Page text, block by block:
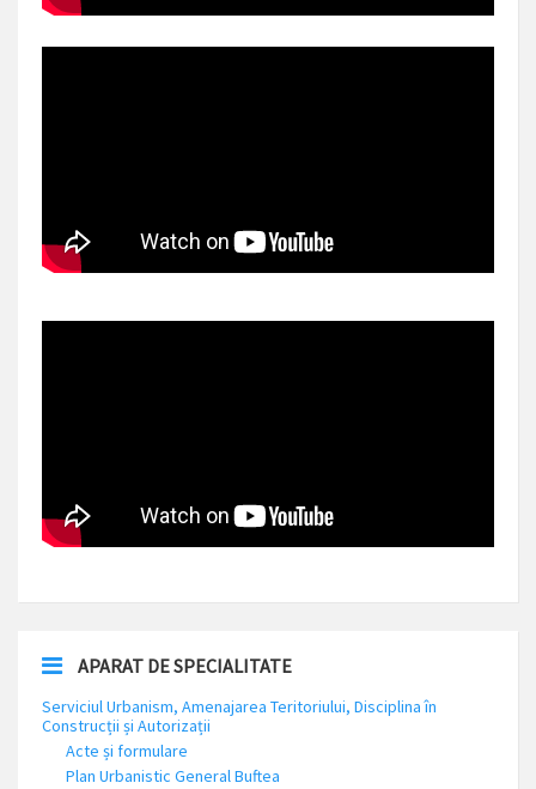
APARAT DE SPECIALITATE
Serviciul Urbanism, Amenajarea Teritoriului, Disciplina în
Construcții și Autorizații
Acte și formulare
Plan Urbanistic General Buftea